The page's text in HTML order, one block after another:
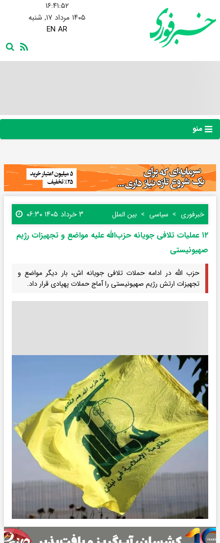
۱۶:۴۱:۵۳
۱۴۰۵ مرداد ۱۷, شنبه
EN AR
منو
خبرفوری سیاسی بین الملل ۳ خرداد ۱۴۰۵ ۰۶:۳۰
۱۲ عملیات تلافی جویانه حزب‌الله علیه مواضع و تجهیزات رژیم
صهیونیستی
حزب الله در ادامه حملات تلافی جویانه اش، بار دیگر مواضع و
تجهیزات ارتش رژیم صهیونیستی را آماج حملات پهپادی قرار داد.